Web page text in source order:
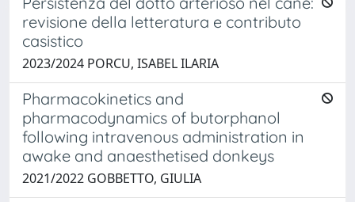
revisione della letteratura e contributo
casistico
2023/2024 PORCU, ISABEL ILARIA
Pharmacokinetics and
pharmacodynamics of butorphanol
following intravenous administration in
awake and anaesthetised donkeys
2021/2022 GOBBETTO, GIULIA